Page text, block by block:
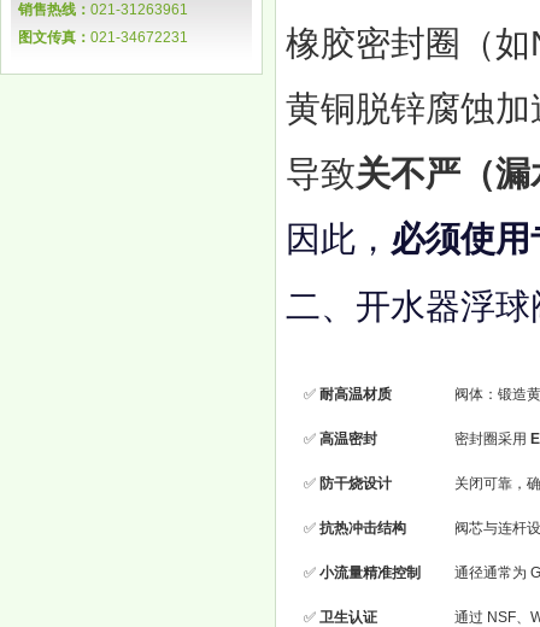
销售热线： 021-31263961
图文传真： 021-34672231
橡胶密封圈（
黄铜脱锌腐蚀加
导致关不严（
因此， 必须使
二、开水器浮
✅ 耐高温材质 阀体：锻造
✅ 高温密封 密封圈采用
✅ 防干烧设计 关闭可靠，
✅ 抗热冲击结构 阀芯与连杆
✅ 小流量精准控制 通径通常为
✅ 卫生认证 通过 NSF、